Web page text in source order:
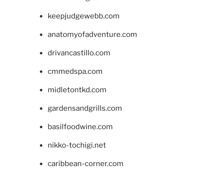
keepjudgewebb.com
anatomyofadventure.com
drivancastillo.com
cmmedspa.com
midletontkd.com
gardensandgrills.com
basilfoodwine.com
nikko-tochigi.net
caribbean-corner.com